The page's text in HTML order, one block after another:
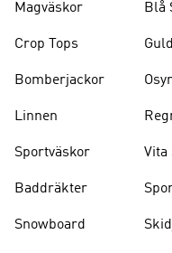
Magväskor
Crop Tops
Bomberjackor
Linnen
Sportväskor
Baddräkter
Snowboard
Blå
Vita